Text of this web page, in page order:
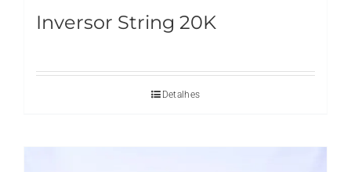
Inversor String 20K
Detalhes